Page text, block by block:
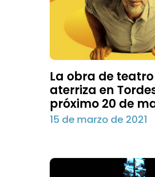
La obra de teatro
aterriza en
próximo 20 de
15 de marzo de 2021